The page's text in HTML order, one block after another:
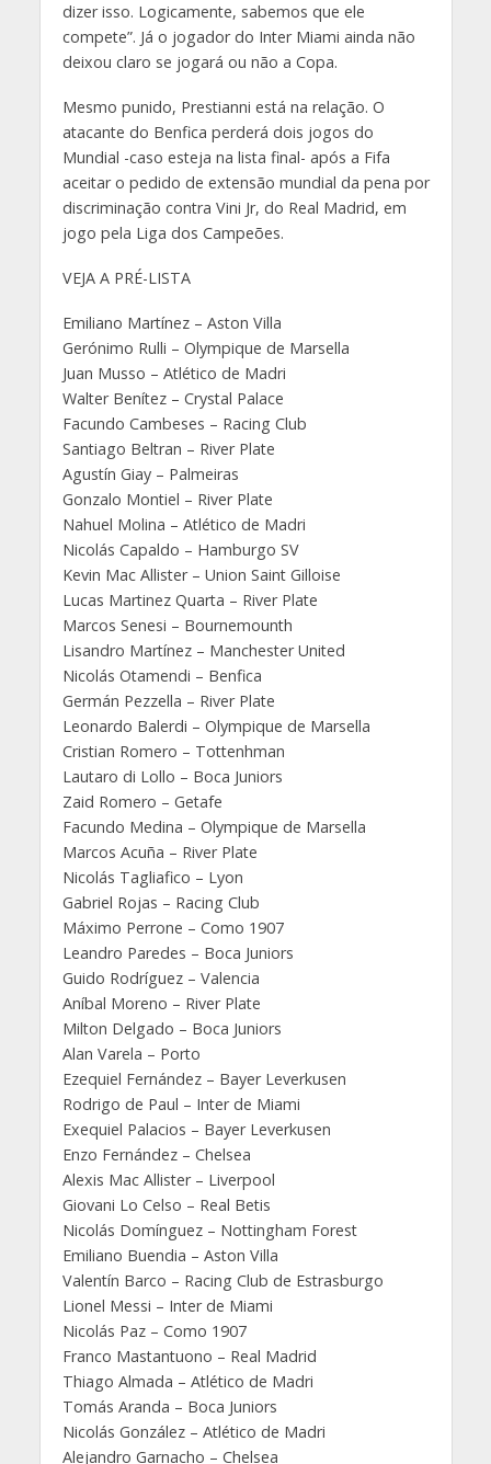
dizer isso. Logicamente, sabemos que ele
compete”. Já o jogador do Inter Miami ainda não
deixou claro se jogará ou não a Copa.
Mesmo punido, Prestianni está na relação. O
atacante do Benfica perderá dois jogos do
Mundial -caso esteja na lista final- após a Fifa
aceitar o pedido de extensão mundial da pena por
discriminação contra Vini Jr, do Real Madrid, em
jogo pela Liga dos Campeões.
VEJA A PRÉ-LISTA
Emiliano Martínez – Aston Villa
Gerónimo Rulli – Olympique de Marsella
Juan Musso – Atlético de Madri
Walter Benítez – Crystal Palace
Facundo Cambeses – Racing Club
Santiago Beltran – River Plate
Agustín Giay – Palmeiras
Gonzalo Montiel – River Plate
Nahuel Molina – Atlético de Madri
Nicolás Capaldo – Hamburgo SV
Kevin Mac Allister – Union Saint Gilloise
Lucas Martinez Quarta – River Plate
Marcos Senesi – Bournemounth
Lisandro Martínez – Manchester United
Nicolás Otamendi – Benfica
Germán Pezzella – River Plate
Leonardo Balerdi – Olympique de Marsella
Cristian Romero – Tottenhman
Lautaro di Lollo – Boca Juniors
Zaid Romero – Getafe
Facundo Medina – Olympique de Marsella
Marcos Acuña – River Plate
Nicolás Tagliafico – Lyon
Gabriel Rojas – Racing Club
Máximo Perrone – Como 1907
Leandro Paredes – Boca Juniors
Guido Rodríguez – Valencia
Aníbal Moreno – River Plate
Milton Delgado – Boca Juniors
Alan Varela – Porto
Ezequiel Fernández – Bayer Leverkusen
Rodrigo de Paul – Inter de Miami
Exequiel Palacios – Bayer Leverkusen
Enzo Fernández – Chelsea
Alexis Mac Allister – Liverpool
Giovani Lo Celso – Real Betis
Nicolás Domínguez – Nottingham Forest
Emiliano Buendia – Aston Villa
Valentín Barco – Racing Club de Estrasburgo
Lionel Messi – Inter de Miami
Nicolás Paz – Como 1907
Franco Mastantuono – Real Madrid
Thiago Almada – Atlético de Madri
Tomás Aranda – Boca Juniors
Nicolás González – Atlético de Madri
Alejandro Garnacho – Chelsea